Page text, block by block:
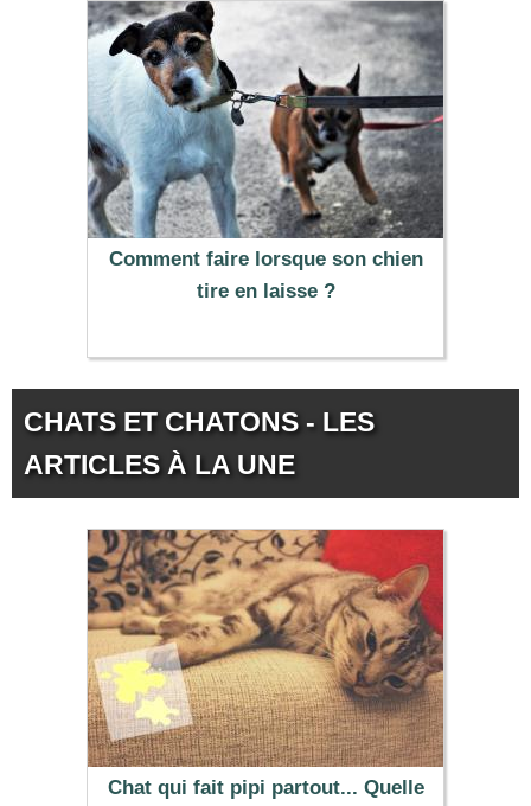
Comment faire lorsque son chien
tire en laisse ?
CHATS ET CHATONS - LES
ARTICLES À LA UNE
Chat qui fait pipi partout... Quelle